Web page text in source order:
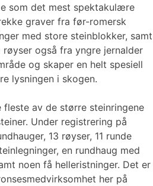
som det mest spektakulære
graver fra før-romersk
med store steinblokker, samt
også fra yngre jernalder
og skaper en helt spesiell
lysningen i skogen.
fleste av de større steinringene
Under registrering på
13 røyser, 11 runde
en rundhaug med
noen få helleristninger. Det er
her på